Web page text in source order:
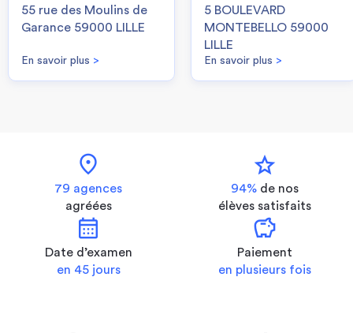
55 rue des Moulins de
Garance 59000 LILLE
En savoir plus >
5 BOULEVARD
MONTEBELLO 59000
LILLE
En savoir plus >
location_on
79 agences
agréées
star
94% de nos
élèves satisfaits
calendar_month
Date d’examen
en 45 jours
savings
Paiement
en plusieurs fois